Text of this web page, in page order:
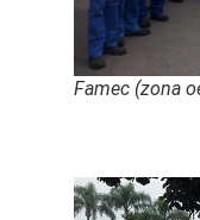
Famec (zona